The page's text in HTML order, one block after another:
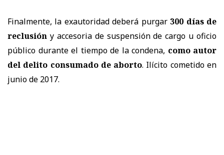
Finalmente, la exautoridad deberá purgar 300 días de
reclusión y accesoria de suspensión de cargo u oficio
público durante el tiempo de la condena, como autor
del delito consumado de aborto. Ilícito cometido en
junio de 2017.